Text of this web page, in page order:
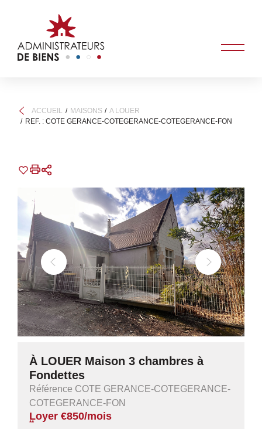
ACCUEIL MAISONS
A LOUER
REF. : COTE GERANCE-COTEGERANCE-COTEGERANCE-FON
À LOUER Maison 3 chambres à
Fondettes
Référence COTE GERANCE-COTEGERANCE-
COTEGERANCE-FON
Loyer €850/mois
**